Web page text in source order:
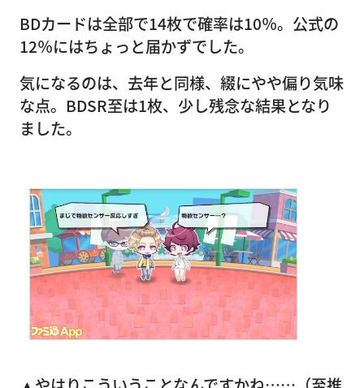
BDカードは全部で14枚で確率は10％。公式の
12％にはちょっと届かずでした。
気になるのは、去年と同様、綴にやや偏り気味
な点。BDSR至は1枚、少し残念な結果となり
ました。